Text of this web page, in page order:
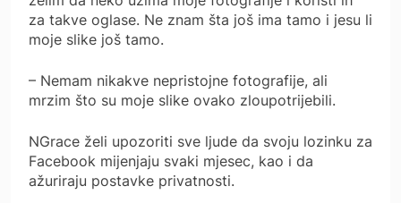
za takve oglase. Ne znam šta još ima tamo i jesu li
moje slike još tamo.
– Nemam nikakve nepristojne fotografije, ali
mrzim što su moje slike ovako zloupotrijebili.
NGrace želi upozoriti sve ljude da svoju lozinku za
Facebook mijenjaju svaki mjesec, kao i da
ažuriraju postavke privatnosti.